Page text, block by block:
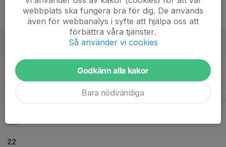
20
Sön
v.39
Mån
22
webbplats ska fungera bra för dig. De används
även för webbanalys i syfte att hjälpa oss att
förbättra våra tjänster.
Så använder vi cookies
Godkänn alla kakor
Bara nödvändiga